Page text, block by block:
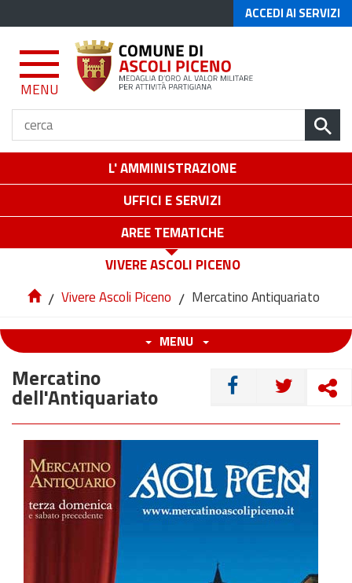
ACCEDI AI SERVIZI
MENU
L' AMMINISTRAZIONE
UFFICI E SERVIZI
AREE TEMATICHE
VIVERE ASCOLI PICENO
/ Vivere Ascoli Piceno / Mercatino Antiquariato
MENU
CONDIVIDI
Mercatino
dell'Antiquariato